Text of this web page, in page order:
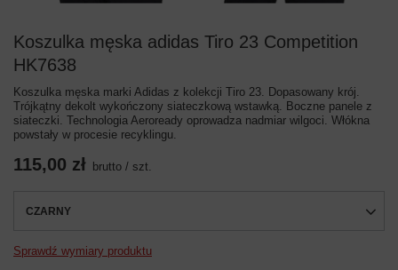
Koszulka męska adidas Tiro 23 Competition
HK7638
Koszulka męska marki Adidas z kolekcji Tiro 23. Dopasowany krój.
Trójkątny dekolt wykończony siateczkową wstawką. Boczne panele z
siateczki. Technologia Aeroready oprowadza nadmiar wilgoci. Włókna
powstały w procesie recyklingu.
115,00 zł brutto / szt.
CZARNY
Sprawdź wymiary produktu